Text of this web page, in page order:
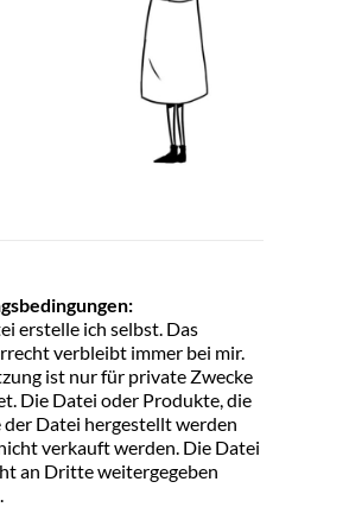
erstelle ich selbst. Das
verbleibt immer bei mir.
ist nur für private Zwecke
Die Datei oder Produkte, die
Datei hergestellt werden
verkauft werden. Die Datei
an Dritte weitergegeben